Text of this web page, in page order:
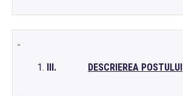
III. DESCRIEREA POSTULUI